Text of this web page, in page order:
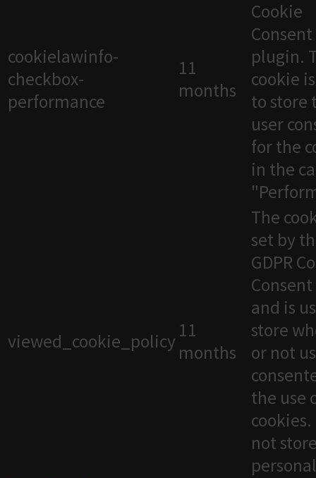
cookielawinfo-
checkbox-
performance
11
months
Cookie
Consent
plugin.
cookie
to store
user
for the
in the
viewed_cookie_policy 11
months
The
set by
GDPR
and is
store
or not
the use
not